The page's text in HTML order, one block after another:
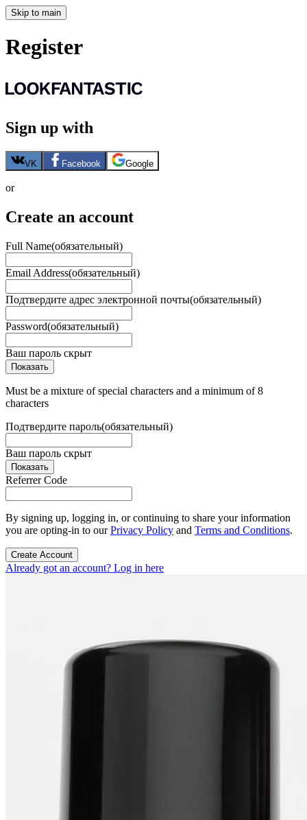
Skip to main
Register
Sign up with
VK Facebook Google
or
Create an account
Full Name(обязательный)
Email Address(обязательный)
Подтвердите адрес электронной почты(обязательный)
Password(обязательный)
Ваш пароль скрыт
Показать
Must be a mixture of special characters and a minimum of 8
characters
Подтвердите пароль(обязательный)
Ваш пароль скрыт
Показать
Referrer Code
By signing up, logging in, or continuing to share your information
you are opting-in to ourPrivacy Policy and Terms and Conditions.
Create Account
Already got an account? Log in here